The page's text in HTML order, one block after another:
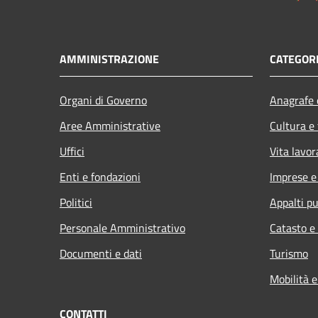
AMMINISTRAZIONE
Organi di Governo
Aree Amministrative
Uffici
Enti e fondazioni
Politici
Personale Amministrativo
Documenti e dati
Cultura
Vita
Imprese
Appalti
Catasto
Turismo
Mobilità
CONTATTI